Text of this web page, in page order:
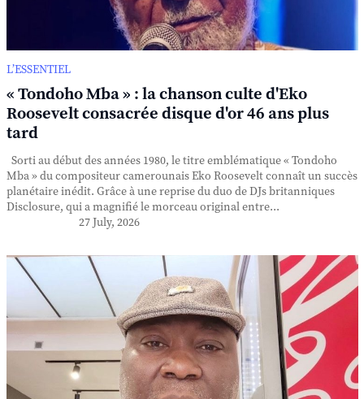
L’ESSENTIEL
« Tondoho Mba » : la chanson culte d'Eko
Roosevelt consacrée disque d'or 46 ans plus
tard
Sorti au début des années 1980, le titre emblématique « Tondoho
Mba » du compositeur camerounais Eko Roosevelt connaît un succès
planétaire inédit. Grâce à une reprise du duo de DJs britanniques
Disclosure, qui a magnifié le morceau original entre...
27 July, 2026